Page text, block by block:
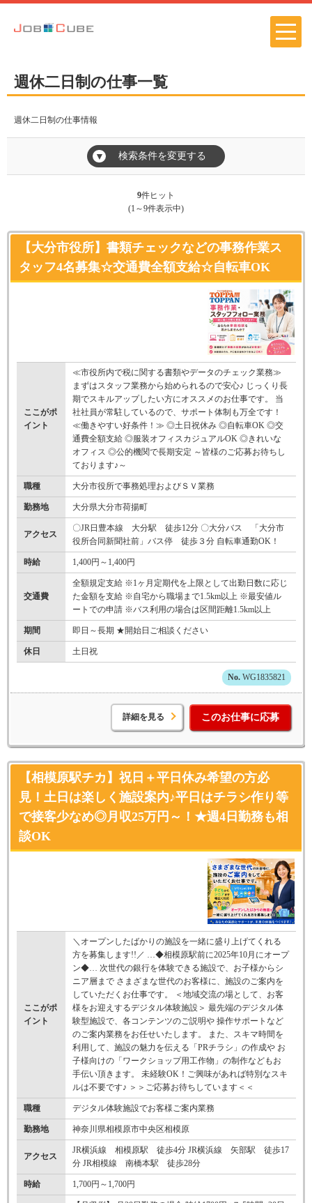
週休二日制の仕事一覧
週休二日制の仕事情報
▼ 検索条件を変更する
9件ヒット
(1～9件表示中)
【大分市役所】書類チェックなどの事務作業ス
タッフ4名募集☆交通費全額支給☆自転車OK
ここがポ
イント
≪市役所内で税に関する書類やデータのチェック業務≫
まずはスタッフ業務から始められるので安心♪ じっくり長
期でスキルアップしたい方にオススメのお仕事です。 当
社社員が常駐しているので、サポート体制も万全です！
≪働きやすい好条件！≫ ◎土日祝休み ◎自転車OK ◎交
通費全額支給 ◎服装オフィスカジュアルOK ◎きれいな
オフィス ◎公的機関で長期安定 ～皆様のご応募お待ちし
ております♪～
職種 大分市役所で事務処理およびＳＶ業務
勤務地 大分県大分市荷揚町
アクセス
〇JR日豊本線 大分駅 徒歩12分 〇大分バス 「大分市
役所合同新聞社前」バス停 徒歩３分 自転車通勤OK！
時給 1,400円～1,400円
交通費
全額規定支給 ※1ヶ月定期代を上限として出勤日数に応じ
た金額を支給 ※自宅から職場まで1.5km以上 ※最安値ル
ートでの申請 ※バス利用の場合は区間距離1.5km以上
期間 即日～長期 ★開始日ご相談ください
休日 土日祝
WG1835821
詳細を見る このお仕事に応募
【相模原駅チカ】祝日＋平日休み希望の方必
見！土日は楽しく施設案内♪平日はチラシ作り等
で接客少なめ◎月収25万円～！★週4日勤務も相
談OK
ここがポ
イント
＼オープンしたばかりの施設を一緒に盛り上げてくれる
方を募集します!!／ …◆相模原駅前に2025年10月にオープ
ン◆… 次世代の銀行を体験できる施設で、お子様からシ
ニア層まで さまざまな世代のお客様に、施設のご案内を
していただくお仕事です。 ＜地域交流の場として、お客
様をお迎えするデジタル体験施設＞ 最先端のデジタル体
験型施設で、各コンテンツのご説明や 操作サポートなど
のご案内業務をお任せいたします。 また、スキマ時間を
利用して、施設の魅力を伝える「PRチラシ」の作成や お
子様向けの「ワークショップ用工作物」の制作などもお
手伝い頂きます。 未経験OK！ご興味があれば特別なスキ
ルは不要です♪ ＞＞ご応募お待ちしています＜＜
職種 デジタル体験施設でお客様ご案内業務
勤務地 神奈川県相模原市中央区相模原
アクセス
JR横浜線 相模原駅 徒歩4分 JR横浜線 矢部駅 徒歩17
分 JR相模線 南橋本駅 徒歩28分
時給 1,700円～1,700円